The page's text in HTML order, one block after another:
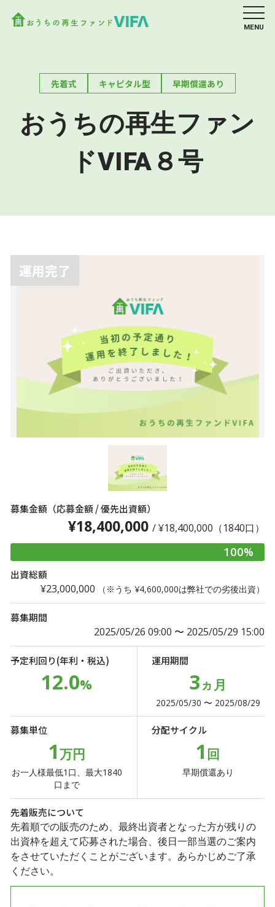
MENU
先着式 キャピタル型 早期償還あり
おうちの再生ファン
ドVIFA８号
運用完了
募集金額（応募金額 / 優先出資額）
¥18,400,000 / ¥18,400,000（1840口）
100%
出資総額
¥23,000,000 （※うち ¥4,600,000は弊社での劣後出資）
募集期間
2025/05/26 09:00 〜 2025/05/29 15:00
予定利回り(年利・税込)
12.0%
運用期間
3ヵ月
2025/05/30 〜 2025/08/29
募集単位
1万円
お一人様最低1口、最大1840
口まで
分配サイクル
1 回
早期償還あり
先着販売について
先着順での販売のため、最終出資者となった方が残りの
出資枠を超えて応募された場合、後日一部当選のご案内
をさせていただくことがございます。あらかじめご了承
ください。